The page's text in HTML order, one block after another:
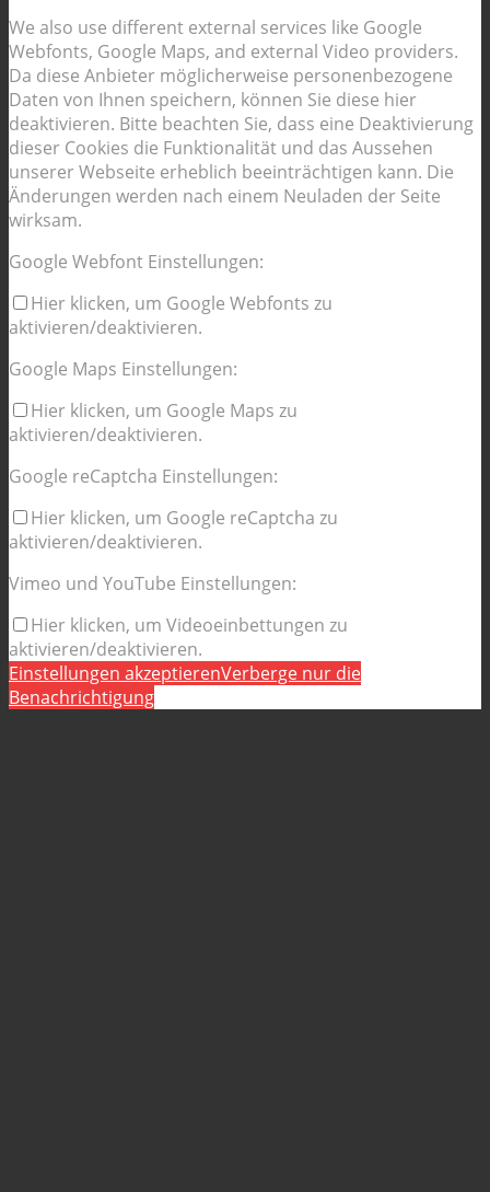
We also use different external services like Google
Webfonts, Google Maps, and external Video providers.
Da diese Anbieter möglicherweise personenbezogene
Daten von Ihnen speichern, können Sie diese hier
deaktivieren. Bitte beachten Sie, dass eine Deaktivierung
dieser Cookies die Funktionalität und das Aussehen
unserer Webseite erheblich beeinträchtigen kann. Die
Änderungen werden nach einem Neuladen der Seite
wirksam.
Google Webfont Einstellungen:
Hier klicken, um Google Webfonts zu
aktivieren/deaktivieren.
Google Maps Einstellungen:
Hier klicken, um Google Maps zu
aktivieren/deaktivieren.
Google reCaptcha Einstellungen:
Hier klicken, um Google reCaptcha zu
aktivieren/deaktivieren.
Vimeo und YouTube Einstellungen:
Hier klicken, um Videoeinbettungen zu
aktivieren/deaktivieren.
Einstellungen akzeptierenVerberge nur die
Benachrichtigung